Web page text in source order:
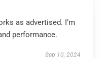
as advertised. I’m
performance.
Sep 10, 2024